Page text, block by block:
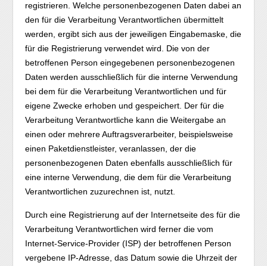
registrieren. Welche personenbezogenen Daten dabei an
den für die Verarbeitung Verantwortlichen übermittelt
werden, ergibt sich aus der jeweiligen Eingabemaske, die
für die Registrierung verwendet wird. Die von der
betroffenen Person eingegebenen personenbezogenen
Daten werden ausschließlich für die interne Verwendung
bei dem für die Verarbeitung Verantwortlichen und für
eigene Zwecke erhoben und gespeichert. Der für die
Verarbeitung Verantwortliche kann die Weitergabe an
einen oder mehrere Auftragsverarbeiter, beispielsweise
einen Paketdienstleister, veranlassen, der die
personenbezogenen Daten ebenfalls ausschließlich für
eine interne Verwendung, die dem für die Verarbeitung
Verantwortlichen zuzurechnen ist, nutzt.
Durch eine Registrierung auf der Internetseite des für die
Verarbeitung Verantwortlichen wird ferner die vom
Internet-Service-Provider (ISP) der betroffenen Person
vergebene IP-Adresse, das Datum sowie die Uhrzeit der